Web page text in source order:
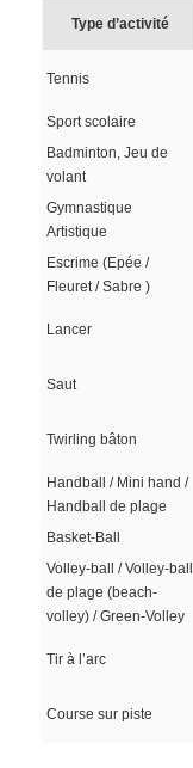
Type d’activité
Tennis
Sport scolaire
Badminton, Jeu de
volant
Gymnastique
Artistique
Escrime (Epée /
Fleuret / Sabre )
Lancer
Saut
Twirling bâton
Handball / Mini hand /
Handball de plage
Basket-Ball
Volley-ball / Volley-ball
de plage (beach-
volley) / Green-Volley
Tir à l’arc
Course sur piste